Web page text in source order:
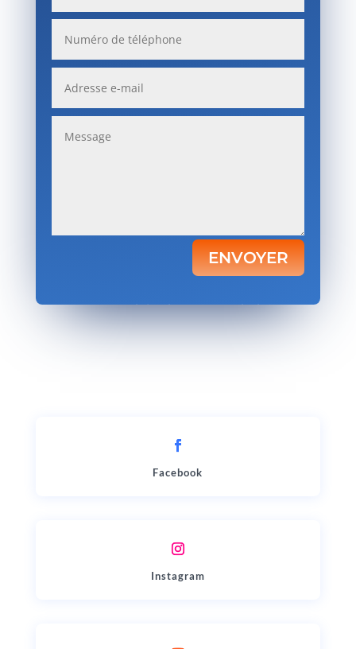
ENVOYER
Votre satisfaction, notre priorité.
Facebook
Instagram